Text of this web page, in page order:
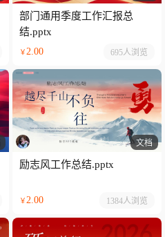
部门通用季度工作汇报总
结.pptx
￥2.00 695人浏览
文档
励志风工作总结.pptx
￥2.00 1384人浏览